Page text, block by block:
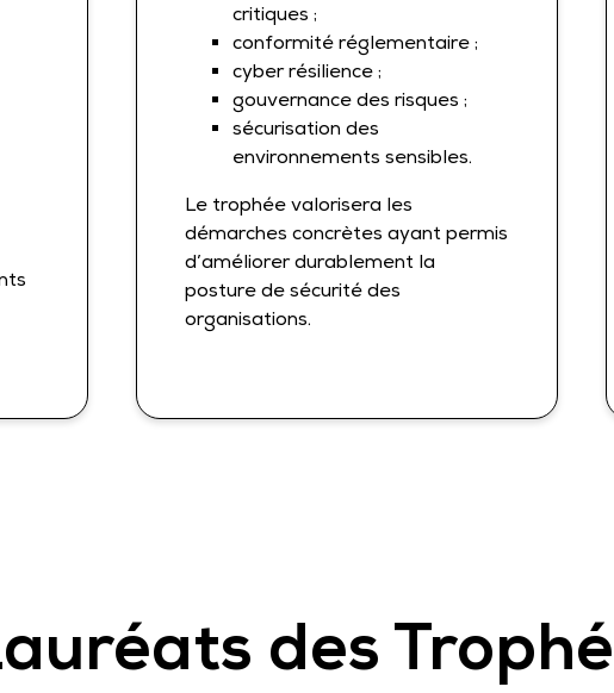
critiques ;
conformité réglementaire ;
cyber résilience ;
gouvernance des risques ;
sécurisation des
environnements sensibles.
Le trophée valorisera les
démarches concrètes ayant permis
d’améliorer durablement la
posture de sécurité des
organisations.
des